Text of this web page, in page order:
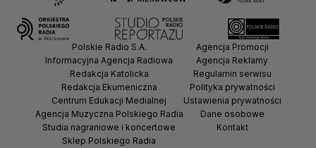
Polskie Radio S.A.
Informacyjna Agencja Radiowa
Redakcja Katolicka
Redakcja Ekumeniczna
Centrum Edukacji Medialnej
Agencja Muzyczna Polskiego Radia
Studia nagraniowe i koncertowe
Sklep Polskiego Radia
Agencja Promocji
Agencja Reklamy
Regulamin serwisu
Polityka prywatności
Ustawienia prywatności
Dane osobowe
Kontakt